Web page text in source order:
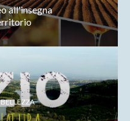
all'insegna